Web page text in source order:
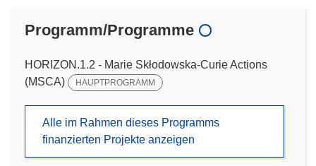
Programm/Programme
HORIZON.1.2 - Marie Skłodowska-Curie Actions
(MSCA)
HAUPTPROGRAMM
Alle im Rahmen dieses Programms
finanzierten Projekte anzeigen